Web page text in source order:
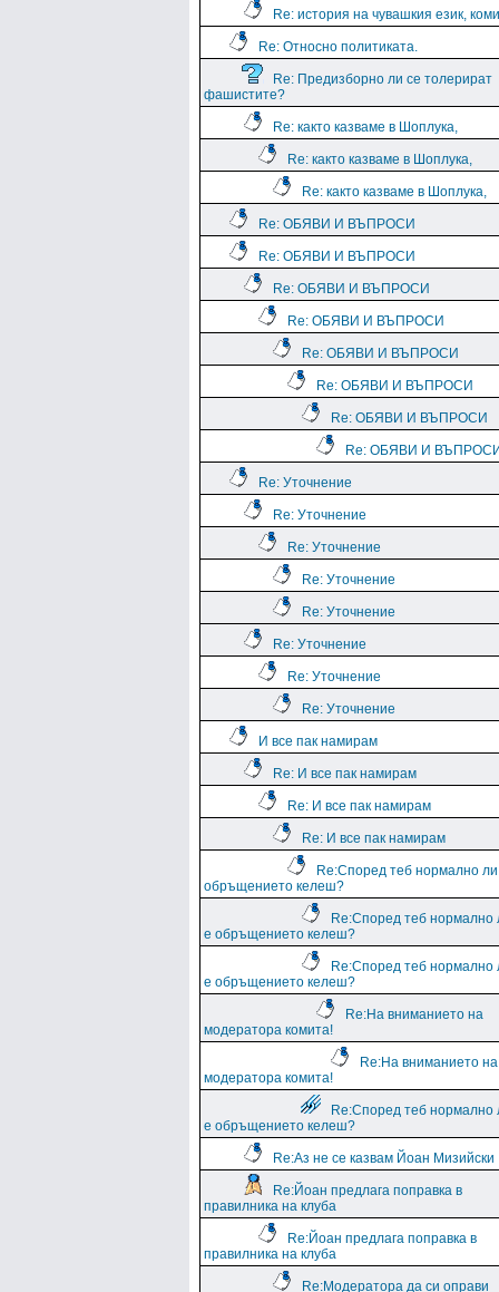
Re: история на чувашкия език,
Re: Относно политиката.
Re: Предизборно ли се толерират
фашистите?
Re: както казваме в Шоплука,
Re: както казваме в Шоплука,
Re: както казваме в Шоплука,
Re: ОБЯВИ И ВЪПРОСИ
Re: ОБЯВИ И ВЪПРОСИ
Re: ОБЯВИ И ВЪПРОСИ
Re: ОБЯВИ И ВЪПРОСИ
Re: ОБЯВИ И ВЪПРОСИ
Re: ОБЯВИ И ВЪПРОСИ
Re: ОБЯВИ И ВЪПРОСИ
Re: ОБЯВИ И
Re: Уточнение
Re: Уточнение
Re: Уточнение
Re: Уточнение
Re: Уточнение
Re: Уточнение
Re: Уточнение
Re: Уточнение
И все пак намирам
Re: И все пак намирам
Re: И все пак намирам
Re: И все пак намирам
Re:Според теб нормално
обръщението келеш?
Re:Според теб нормално
е обръщението келеш?
Re:Според теб нормално
е обръщението келеш?
Re:На вниманието на
модератора комита!
Re:На вниманието на
модератора комита!
Re:Според теб нормално
е обръщението келеш?
Re:Аз не се казвам Йоан Мизийски
Re:Йоан предлага поправка в
правилника на клуба
Re:Йоан предлага поправка в
правилника на клуба
Re:Модератора да си оправи